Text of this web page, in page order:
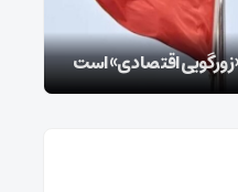
اقتصادی» است